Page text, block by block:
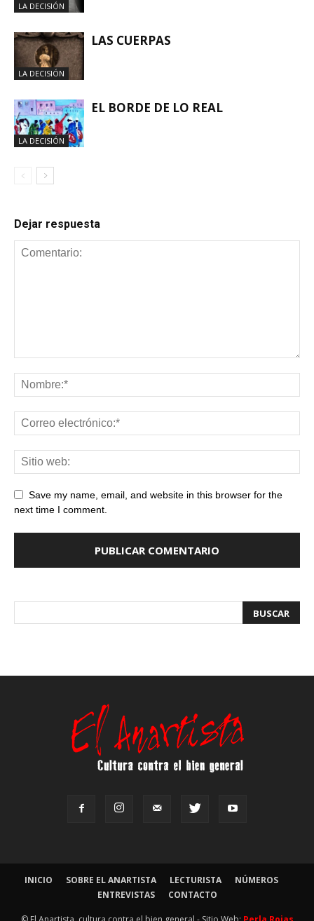
LA DECISIÓN
LA DECISIÓN
LAS CUERPAS
LA DECISIÓN
EL BORDE DE LO REAL
Dejar respuesta
Save my name, email, and website in this browser for the
next time I comment.
INICIO SOBRE EL ANARTISTA LECTURISTA
NÚMEROS
ENTREVISTAS
CONTACTO